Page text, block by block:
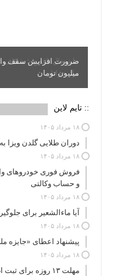
میلیون تومان
:: تایم لاین
۱۸ مرداد ۱۴۰۵
دوران طلایی گلدن ویزا
۱۸ مرداد ۱۴۰۵
و حساب وکالتی
۱۸ مرداد ۱۴۰۵
آیا ماءالشعیر برای
۱۸ مرداد ۱۴۰۵
پیشنهاد اعطای «جایزه
۱۸ مرداد ۱۴۰۵
مهلت ۱۳ روزه برای ثبت اطلاعات کالاهای پزشکی